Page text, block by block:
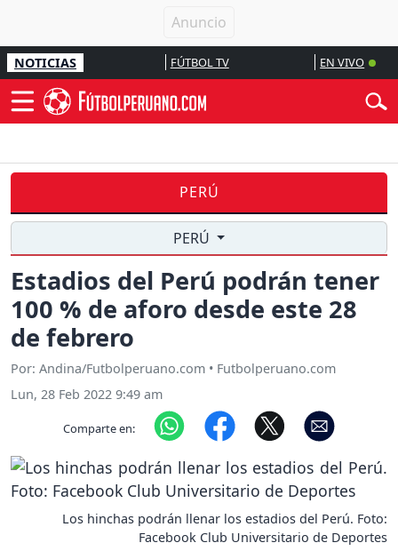
NOTICIAS FÚTBOL TV EN VIVO
PERÚ
PERÚ
Estadios del Perú podrán tener
100 % de aforo desde este 28
de febrero
Por: Andina/Futbolperuano.com • Futbolperuano.com
Lun, 28 Feb 2022 9:49 am
Comparte en:
Los hinchas podrán llenar los estadios del Perú. Foto:
Facebook Club Universitario de Deportes